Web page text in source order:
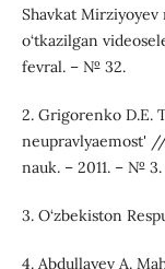
Shavkat
o‘tkazilgan
fevral. – № 32.
2. Grigorenko D.E.
neupravlyaemost'
nauk. – 2011. – № 3.
3. O‘zbekiston
4. Abdullayev A.